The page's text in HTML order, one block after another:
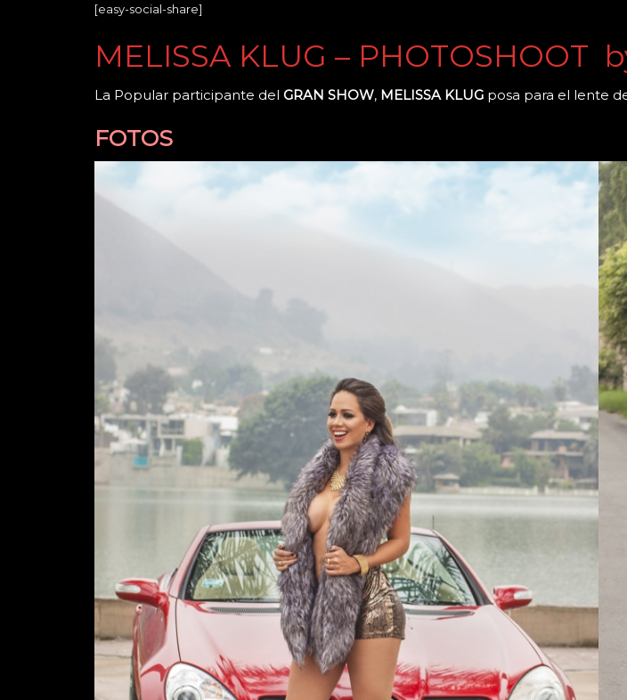
[easy-social-share]
MELISSA KLUG – PHOTOSHOOT
La Popular participante del GRAN SHOW, MELISSA KLUG posa para el lente
FOTOS